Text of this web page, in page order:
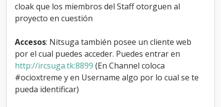
cloak que los miembros del Staff otorguen al
proyecto en cuestión
Accesos: Nitsuga también posee un cliente web
por el cual puedes acceder. Puedes entrar en
http://ircsuga.tk:8899 (En Channel coloca
#ocioxtreme y en Username algo por lo cual se te
pueda identificar)